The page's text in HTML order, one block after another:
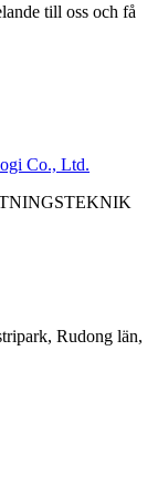
till oss och få
Rudong län,